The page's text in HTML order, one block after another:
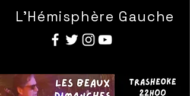
L'Hémisphère Gauche